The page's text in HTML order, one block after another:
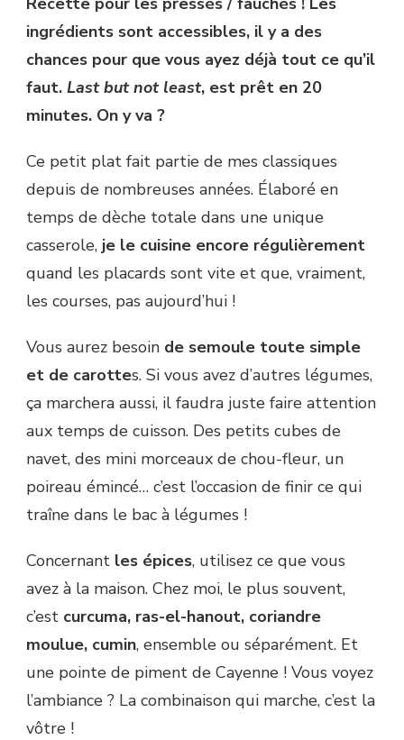
ET
FRUITS
AUX
ÉPICES
ingrédients sont accessibles, il y a des
chances pour que vous ayez déjà tout ce qu’il
faut. Last but not least, est prêt en 20
minutes. On y va ?
Ce petit plat fait partie de mes classiques
depuis de nombreuses années. Élaboré en
temps de dèche totale dans une unique
casserole, je le cuisine encore régulièrement
quand les placards sont vite et que, vraiment,
les courses, pas aujourd’hui !
Vous aurez besoin de semoule toute simple
et de carottes. Si vous avez d’autres légumes,
ça marchera aussi, il faudra juste faire attention
aux temps de cuisson. Des petits cubes de
navet, des mini morceaux de chou-fleur, un
poireau émincé… c’est l’occasion de finir ce qui
traîne dans le bac à légumes !
Concernant les épices, utilisez ce que vous
avez à la maison. Chez moi, le plus souvent,
c’est curcuma, ras-el-hanout, coriandre
moulue, cumin, ensemble ou séparément. Et
une pointe de piment de Cayenne ! Vous voyez
l’ambiance ? La combinaison qui marche, c’est la
vôtre !